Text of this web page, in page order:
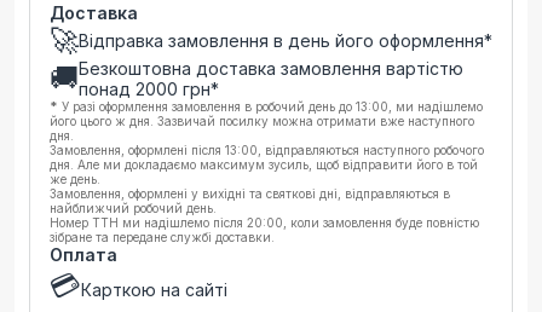
Доставка
🚀Відправка замовлення в день його оформлення*
🚚Безкоштовна доставка замовлення вартістю
понад 2000 грн*
* У разі оформлення замовлення в робочий день до 13:00, ми надішлемо
його цього ж дня. Зазвичай посилку можна отримати вже наступного
дня.
Замовлення, оформлені після 13:00, відправляються наступного робочого
дня. Але ми докладаємо максимум зусиль, щоб відправити його в той
же день.
Замовлення, оформлені у вихідні та святкові дні, відправляються в
найближчий робочий день.
Номер ТТН ми надішлемо після 20:00, коли замовлення буде повністю
зібране та передане службі доставки.
Оплата
💳Карткою на сайті